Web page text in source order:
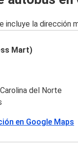
incluye la dirección
Mart)
del Norte
en Google Maps